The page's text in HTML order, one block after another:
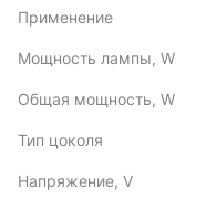
Применение
Мощность лампы, W
Общая мощность, W
Тип цоколя
Напряжение, V